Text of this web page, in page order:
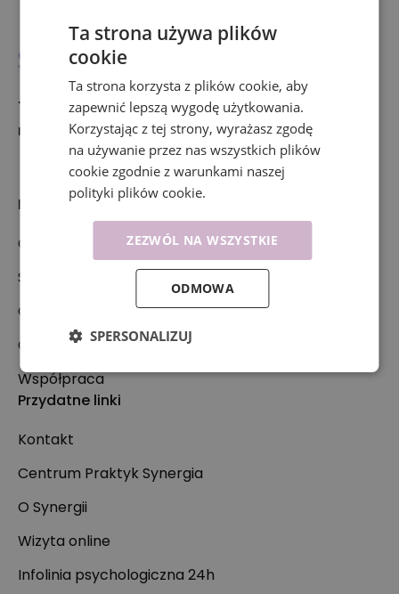
+48 697 516 636
rejestracja@synergia-centrum.pl
Nasza oferta
Oferta
Specjaliści
Co leczymy?
Cennik
Współpraca
Przydatne linki
Kontakt
Centrum Praktyk Synergia
O Synergii
Wizyta online
Infolinia psychologiczna 24h
Ta strona używa plików
cookie
Ta strona korzysta z plików cookie, aby
zapewnić lepszą wygodę użytkowania.
Korzystając z tej strony, wyrażasz zgodę
na używanie przez nas wszystkich plików
cookie zgodnie z warunkami naszej
polityki plików cookie.
ZEZWÓL NA WSZYSTKIE
ODMOWA
SPERSONALIZUJ